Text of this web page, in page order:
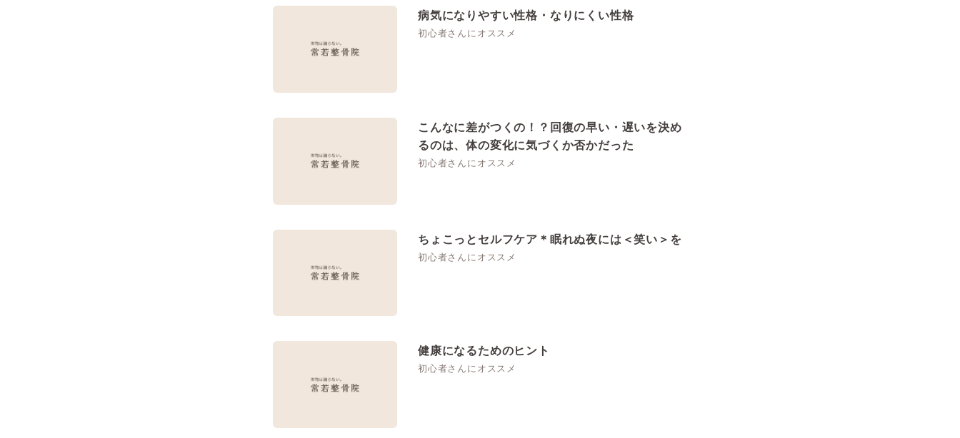
病気になりやすい性格・なりにくい性格
初心者さんにオススメ
こんなに差がつくの！？回復の早い・遅いを決め
るのは、体の変化に気づくか否かだった
初心者さんにオススメ
ちょこっとセルフケア＊眠れぬ夜には＜笑い＞を
初心者さんにオススメ
健康になるためのヒント
初心者さんにオススメ